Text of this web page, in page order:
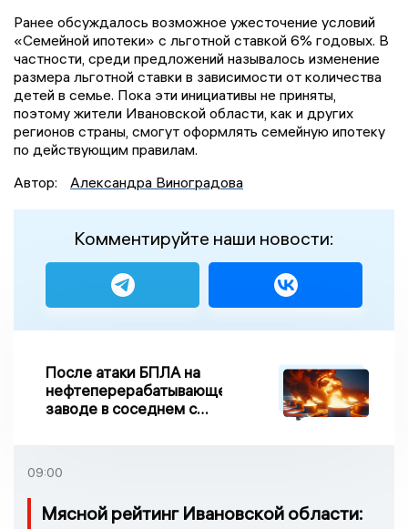
Ранее обсуждалось возможное ужесточение условий
«Семейной ипотеки» с льготной ставкой 6% годовых. В
частности, среди предложений называлось изменение
размера льготной ставки в зависимости от количества
детей в семье. Пока эти инициативы не приняты,
поэтому жители Ивановской области, как и других
регионов страны, смогут оформлять семейную ипотеку
по действующим правилам.
Автор:
Александра Виноградова
Комментируйте наши новости:
После атаки БПЛА на
нефтеперерабатывающем
заводе в соседнем с
возгорание
09:00
Мясной рейтинг Ивановской области: